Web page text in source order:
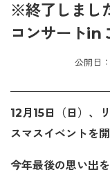
※終了しまし
コンサートin
公開日
12月15日（日）、
スマスイベントを
今年最後の思い出